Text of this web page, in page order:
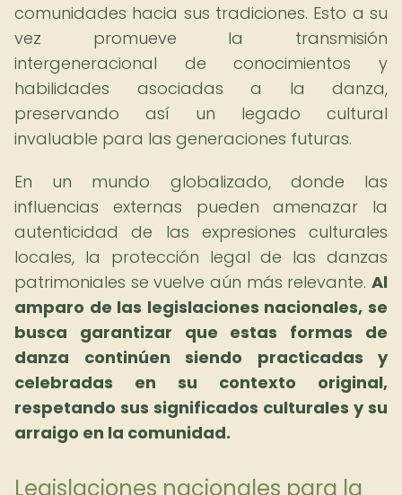
comunidades hacia sus tradiciones. Esto a su
vez promueve la transmisión
intergeneracional de conocimientos y
habilidades asociadas a la danza,
preservando así un legado cultural
invaluable para las generaciones futuras.
En un mundo globalizado, donde las
influencias externas pueden amenazar la
autenticidad de las expresiones culturales
locales, la protección legal de las danzas
patrimoniales se vuelve aún más relevante. Al
amparo de las legislaciones nacionales, se
busca garantizar que estas formas de
danza continúen siendo practicadas y
celebradas en su contexto original,
respetando sus significados culturales y su
arraigo en la comunidad.
Legislaciones nacionales para la